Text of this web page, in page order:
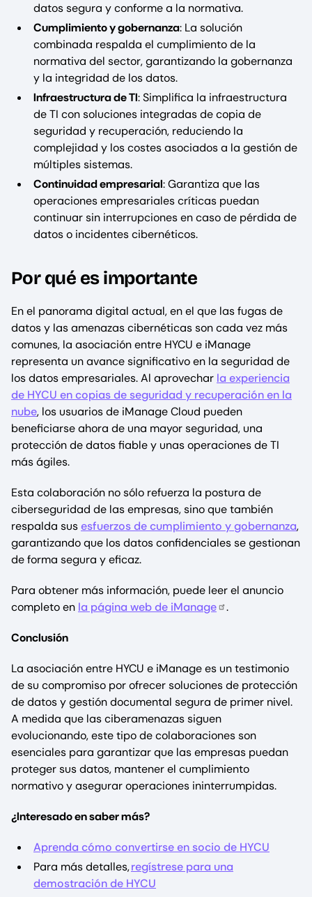
datos segura y conforme a la normativa.
Cumplimiento y gobernanza: La solución
combinada respalda el cumplimiento de la
normativa del sector, garantizando la gobernanza
y la integridad de los datos.
Infraestructura de TI: Simplifica la infraestructura
de TI con soluciones integradas de copia de
seguridad y recuperación, reduciendo la
complejidad y los costes asociados a la gestión de
múltiples sistemas.
Continuidad empresarial: Garantiza que las
operaciones empresariales críticas puedan
continuar sin interrupciones en caso de pérdida de
datos o incidentes cibernéticos.
Por qué es importante
En el panorama digital actual, en el que las fugas de
datos y las amenazas cibernéticas son cada vez más
comunes, la asociación entre HYCU e iManage
representa un avance significativo en la seguridad de
los datos empresariales. Al aprovechar la experiencia
de HYCU en copias de seguridad y recuperación en la
nube, los usuarios de iManage Cloud pueden
beneficiarse ahora de una mayor seguridad, una
protección de datos fiable y unas operaciones de TI
más ágiles.
Esta colaboración no sólo refuerza la postura de
ciberseguridad de las empresas, sino que también
respalda susesfuerzos de cumplimiento y gobernanza,
garantizando que los datos confidenciales se gestionan
de forma segura y eficaz.
Para obtener más información, puede leer el anuncio
completo en la página web de iManage .
Conclusión
La asociación entre HYCU e iManage es un testimonio
de su compromiso por ofrecer soluciones de protección
de datos y gestión documental segura de primer nivel.
A medida que las ciberamenazas siguen
evolucionando, este tipo de colaboraciones son
esenciales para garantizar que las empresas puedan
proteger sus datos, mantener el cumplimiento
normativo y asegurar operaciones ininterrumpidas.
¿Interesado en saber más?
Aprenda cómo convertirse en socio de HYCU
Para más detalles,regístrese para una
demostración de HYCU